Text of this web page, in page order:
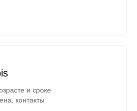
и сроке
контакты